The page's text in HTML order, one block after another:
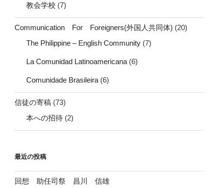
教会学校 (7)
Communication For Foreigners(外国人共同体) (20)
The Philippine – English Community (7)
La Comunidad Latinoamericana (6)
Comunidade Brasileira (6)
信徒の寄稿 (73)
本への招待 (2)
最近の投稿
回想 助任司祭 昌川 信雄